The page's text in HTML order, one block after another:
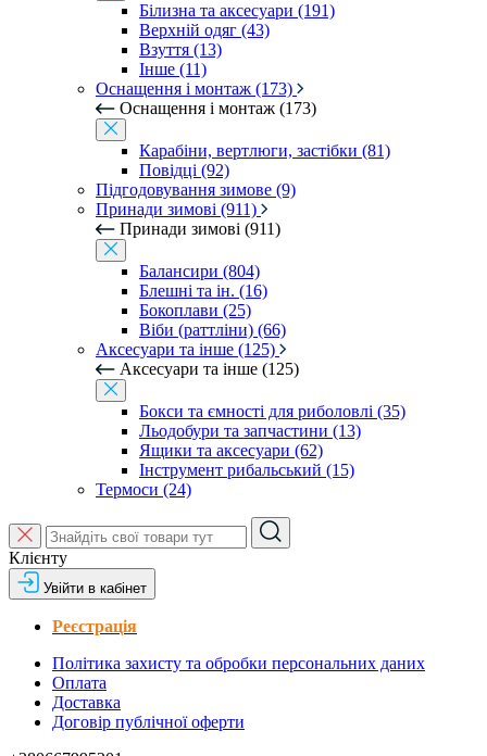
Білизна та аксесуари (191)
Верхній одяг (43)
Взуття (13)
Інше (11)
Оснащення і монтаж (173)
Оснащення і монтаж (173)
Карабіни, вертлюги, застібки (81)
Повідці (92)
Підгодовування зимове (9)
Принади зимові (911)
Принади зимові (911)
Балансири (804)
Блешні та ін. (16)
Бокоплави (25)
Віби (раттліни) (66)
Аксесуари та інше (125)
Аксесуари та інше (125)
Бокси та ємності для риболовлі (35)
Льодобури та запчастини (13)
Ящики та аксесуари (62)
Інструмент рибальський (15)
Термоси (24)
Клієнту
Увійти в кабінет
Реєстрація
Політика захисту та обробки персональних даних
Оплата
Доставка
Договір публічної оферти